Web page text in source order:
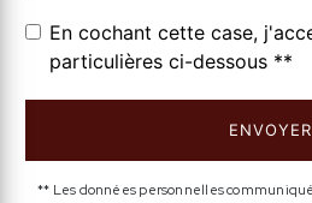
En cochant cette case,
particulières ci-dessous **
ENVOYER
** Les données personnelles